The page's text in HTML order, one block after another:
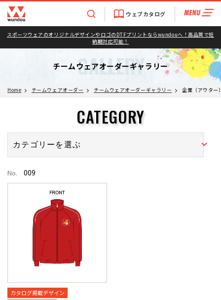
スポーツウェアのオリジナルデザインやロゴのDTFプリントならwundouへ！高品質で短
納期対応可能！
ウェブカタログ
チームウェアオーダーギャラリー
GALLERY
Home チームウェアオーダー チームウェアオーダーギャラリー 企業（アウター
CATEGORY
No. 009
カタログ掲載デザイン